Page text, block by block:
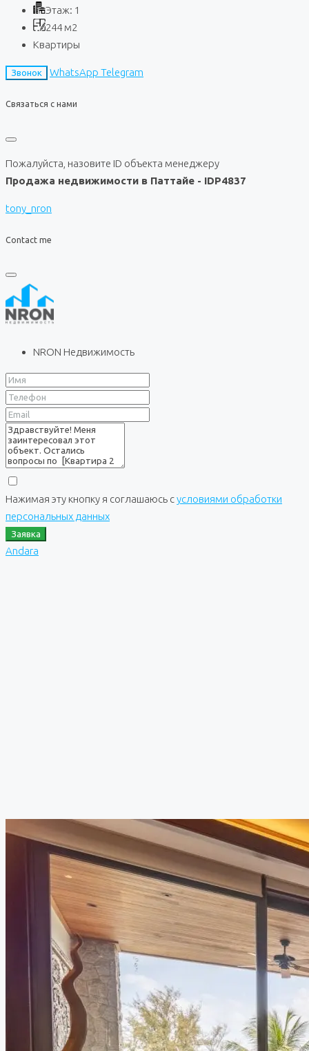
Этаж: 1
244 м2
Квартиры
Звонок WhatsApp Telegram
Связаться с нами
Пожалуйста, назовите ID объекта менеджеру
Продажа недвижимости в Паттайе - IDP4837
tony_nron
Contact me
NRON Недвижимость
Нажимая эту кнопку я соглашаюсь сусловиями обработки
персональных данных
Заявка
Andara